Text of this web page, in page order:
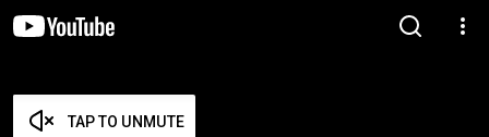
TAP TO UNMUTE